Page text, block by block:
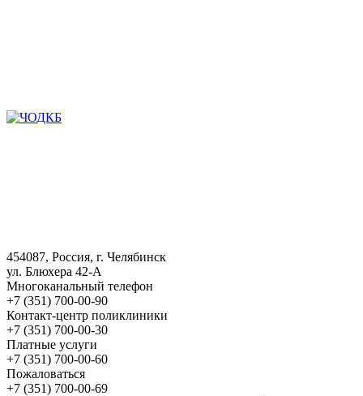
454087, Россия, г. Челябинск
ул. Блюхера 42-А
Многоканальный телефон
+7 (351) 700-00-90
Контакт-центр поликлиники
+7 (351) 700-00-30
Платные услуги
+7 (351) 700-00-60
Пожаловаться
+7 (351) 700-00-69